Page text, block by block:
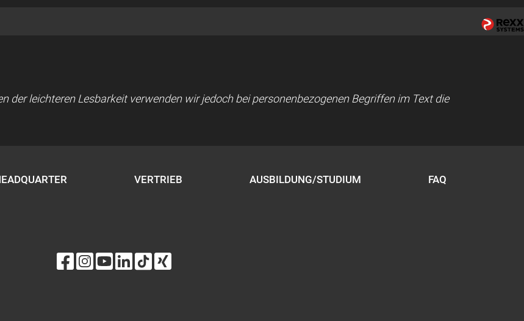
der leichteren Lesbarkeit verwenden wir jedoch bei personenbezogenen Begriffen im Text die
VERTRIEB AUSBILDUNG/STUDIUM FAQ